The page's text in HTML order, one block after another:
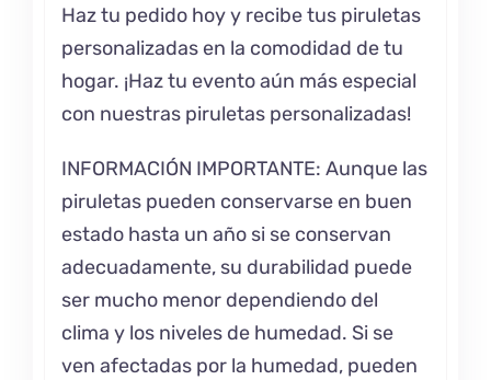
Haz tu pedido hoy y recibe tus piruletas
personalizadas en la comodidad de tu
hogar. ¡Haz tu evento aún más especial
con nuestras piruletas personalizadas!
INFORMACIÓN IMPORTANTE: Aunque las
piruletas pueden conservarse en buen
estado hasta un año si se conservan
adecuadamente, su durabilidad puede
ser mucho menor dependiendo del
clima y los niveles de humedad. Si se
ven afectadas por la humedad, pueden